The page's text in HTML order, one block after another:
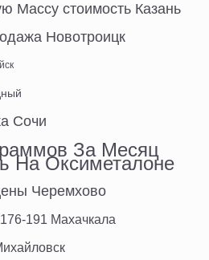
Массу стоимость Казань
Новотроицк
Сочи
За Месяц
На Оксиметалоне
Черемхово
191 Махачкала